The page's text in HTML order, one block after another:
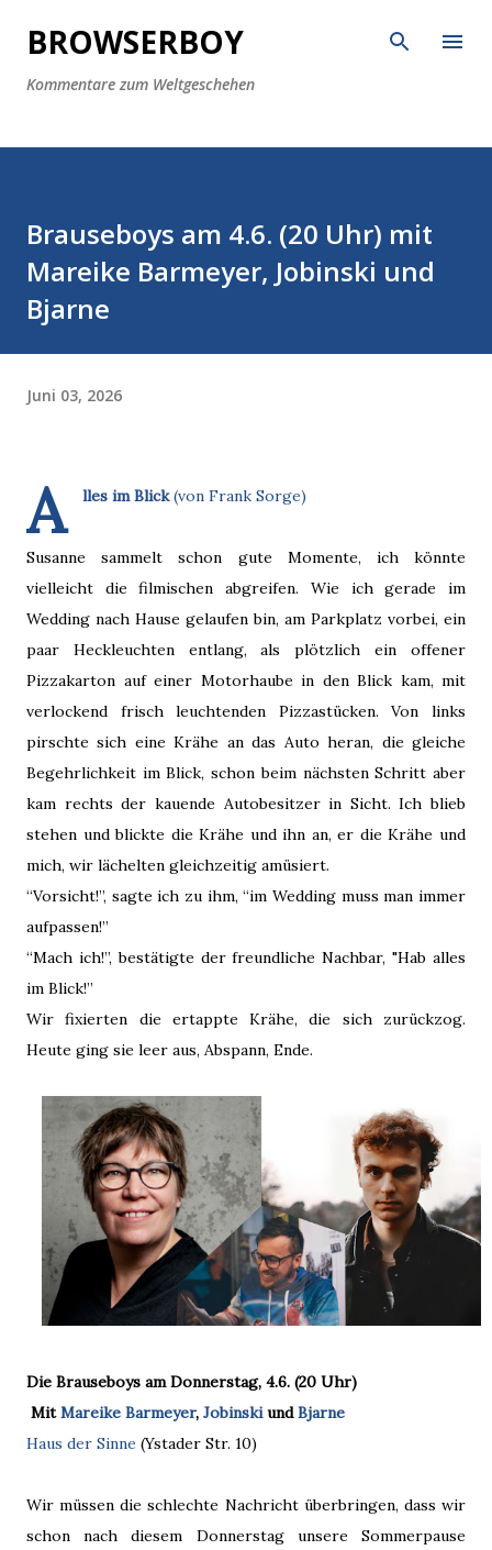
Direkt zum Hauptbereich
BROWSERBOY
Kommentare zum Weltgeschehen
Brauseboys am 4.6. (20 Uhr) mit
Mareike Barmeyer, Jobinski und
Bjarne
Juni 03, 2026
A lles im Blick(von Frank Sorge)
Susanne sammelt schon gute Momente, ich könnte
vielleicht die filmischen abgreifen. Wie ich gerade im
Wedding nach Hause gelaufen bin, am Parkplatz vorbei, ein
paar Heckleuchten entlang, als plötzlich ein offener
Pizzakarton auf einer Motorhaube in den Blick kam, mit
verlockend frisch leuchtenden Pizzastücken. Von links
pirschte sich eine Krähe an das Auto heran, die gleiche
Begehrlichkeit im Blick, schon beim nächsten Schritt aber
kam rechts der kauende Autobesitzer in Sicht. Ich blieb
stehen und blickte die Krähe und ihn an, er die Krähe und
mich, wir lächelten gleichzeitig amüsiert.
“Vorsicht!”, sagte ich zu ihm, “im Wedding muss man immer
aufpassen!”
“Mach ich!”, bestätigte der freundliche Nachbar, "Hab alles
im Blick!”
Wir fixierten die ertappte Krähe, die sich zurückzog.
Heute ging sie leer aus, Abspann, Ende.
Die Brauseboys am Donnerstag, 4.6. (20 Uhr)
MitMareike Barmeyer, JobinskiundBjarne
Haus der Sinne (Ystader Str. 10)
Wir müssen die schlechte Nachricht überbringen, dass wir
schon nach diesem Donnerstag unsere Sommerpause